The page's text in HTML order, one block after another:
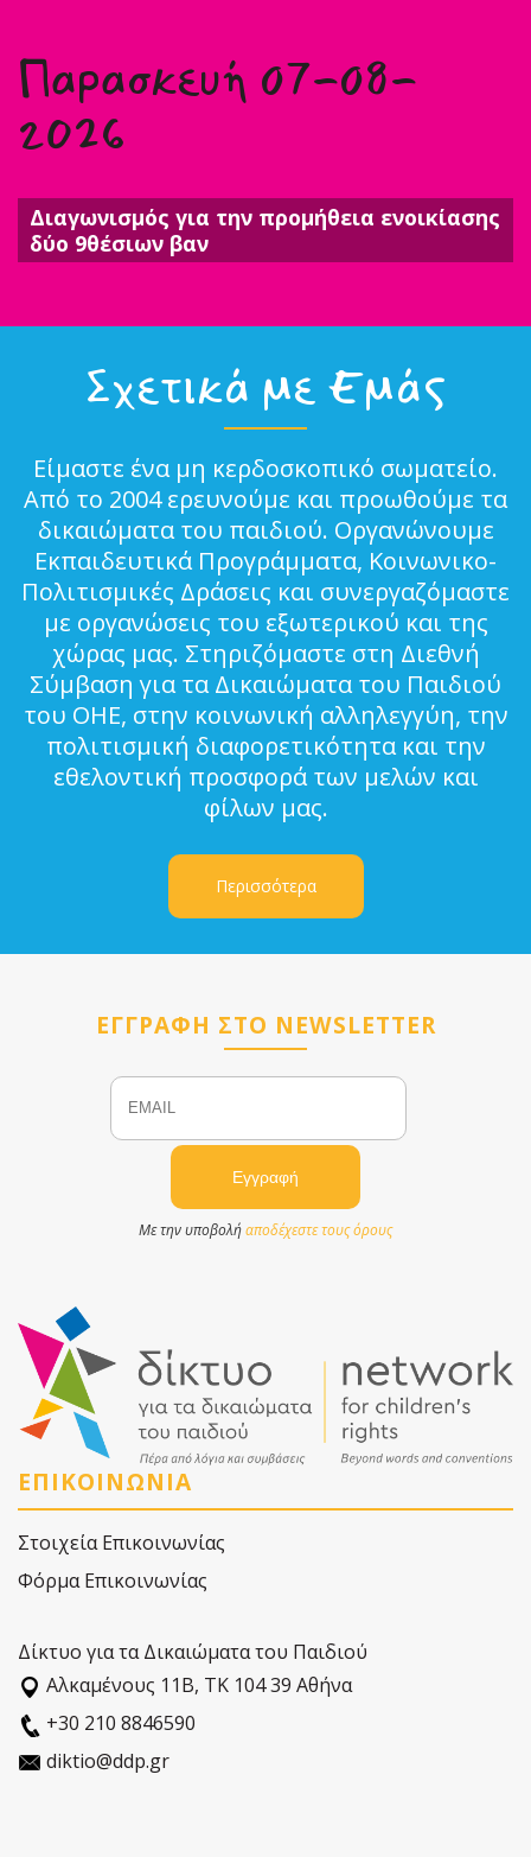
Παρασκευή 07-08-
2026
Διαγωνισμός για την προμήθεια ενοικίασης
δύο 9θέσιων βαν
Σχετικά με Εμάς
Είμαστε ένα μη κερδοσκοπικό σωματείο.
Από το 2004 ερευνούμε και προωθούμε τα
δικαιώματα του παιδιού. Οργανώνουμε
Εκπαιδευτικά Προγράμματα, Κοινωνικο-
Πολιτισμικές Δράσεις και συνεργαζόμαστε
με οργανώσεις του εξωτερικού και της
χώρας μας. Στηριζόμαστε στη Διεθνή
Σύμβαση για τα Δικαιώματα του Παιδιού
του ΟΗΕ, στην κοινωνική αλληλεγγύη, την
πολιτισμική διαφορετικότητα και την
εθελοντική προσφορά των μελών και
φίλων μας.
Περισσότερα
ΕΓΓΡΑΦΗ ΣΤΟ NEWSLETTER
Email
Με την υποβολήαποδέχεστε τους όρους
ΕΠΙΚΟΙΝΩΝΙΑ
Στοιχεία Επικοινωνίας
Φόρμα Επικοινωνίας
Δίκτυο για τα Δικαιώματα του Παιδιού
Αλκαµένους 11Β, ΤΚ 104 39 Αθήνα
+30 210 8846590
diktio@ddp.gr